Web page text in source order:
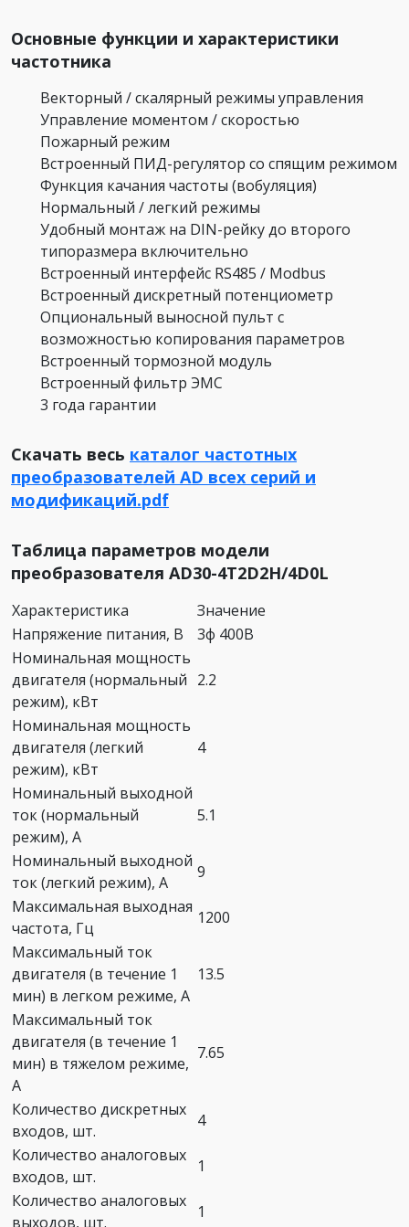
Основные функции и характеристики
частотника
Векторный / скалярный режимы управления
Управление моментом / скоростью
Пожарный режим
Встроенный ПИД-регулятор со спящим режимом
Функция качания частоты (вобуляция)
Нормальный / легкий режимы
Удобный монтаж на DIN-рейку до второго
типоразмера включительно
Встроенный интерфейс RS485 / Modbus
Встроенный дискретный потенциометр
Опциональный выносной пульт с
возможностью копирования параметров
Встроенный тормозной модуль
Встроенный фильтр ЭМС
3 года гарантии
Скачать весь каталог частотных
преобразователей АD всех серий и
модификаций.pdf
Таблица параметров модели
преобразователя AD30-4T2D2H/4D0L
Характеристика
Значение
Напряжение питания, В
3ф 400В
Номинальная мощность
двигателя (нормальный
режим), кВт
2.2
Номинальная мощность
двигателя (легкий
режим), кВт
4
Номинальный выходной
ток (нормальный
режим), A
5.1
Номинальный выходной
ток (легкий режим), A
9
Максимальная выходная
частота, Гц
1200
Максимальный ток
двигателя (в течение 1
мин) в легком режиме, А
13.5
Максимальный ток
двигателя (в течение 1
мин) в тяжелом режиме,
А
7.65
Количество дискретных
входов, шт.
4
Количество аналоговых
входов, шт.
1
Количество аналоговых
выходов, шт.
1